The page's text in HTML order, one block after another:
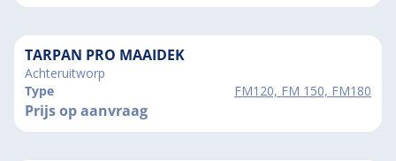
TARPAN PRO MAAIDEK
Achteruitworp
Type
FM120, FM 150, FM180
Prijs op aanvraag